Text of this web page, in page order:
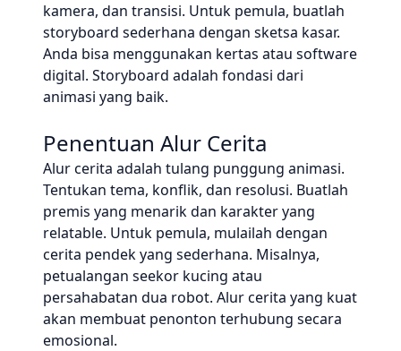
kamera, dan transisi. Untuk pemula, buatlah
storyboard sederhana dengan sketsa kasar.
Anda bisa menggunakan kertas atau software
digital. Storyboard adalah fondasi dari
animasi yang baik.
Penentuan Alur Cerita
Alur cerita adalah tulang punggung animasi.
Tentukan tema, konflik, dan resolusi. Buatlah
premis yang menarik dan karakter yang
relatable. Untuk pemula, mulailah dengan
cerita pendek yang sederhana. Misalnya,
petualangan seekor kucing atau
persahabatan dua robot. Alur cerita yang kuat
akan membuat penonton terhubung secara
emosional.